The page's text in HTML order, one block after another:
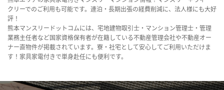
クリーでのご利用も可能です。連泊・長期出張の経費削減に、法人様にも大好
評！
熊本マンスリードットコムには、宅地建物取引士・マンション管理士・管理
業務主任者など国家資格保有者が在籍している不動産管理会社や不動産オー
ナー直物件が掲載されています。寮・社宅として安心してご利用いただけま
す！家具家電付きで単身赴任にも便利です。